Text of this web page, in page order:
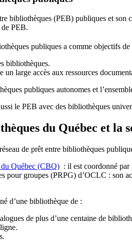
bibliothèques (PEB) publiques et
de PEB.
publiques a comme objectifs de
bibliothèques.
large accès aux ressources
èques publiques autonomes et l’
le PEB avec des bibliothèques
du Québec et la
de prêt entre bibliothèques
Québec (CBQ) : il est coordonné
pour groupes (PRPG) d’OCLC : son
d’une bibliothèque de :
de plus d’une centaine de